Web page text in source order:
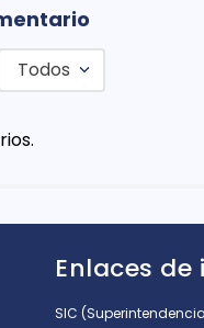
Todos
Enlaces de
SIC